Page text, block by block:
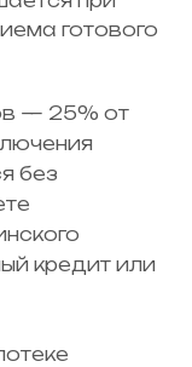
готового
— 25% от
без
кредит или